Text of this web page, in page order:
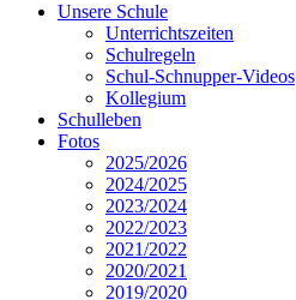
Unsere Schule
Unterrichtszeiten
Schulregeln
Schul-Schnupper-Videos
Kollegium
Schulleben
Fotos
2025/2026
2024/2025
2023/2024
2022/2023
2021/2022
2020/2021
2019/2020